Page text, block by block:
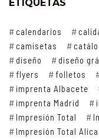
ETIQUETAS
calendarios
camisetas
diseño
diseño
flyers
folletos
imprenta Albacete
imprenta Madrid
Impresión Total
Impresión Total